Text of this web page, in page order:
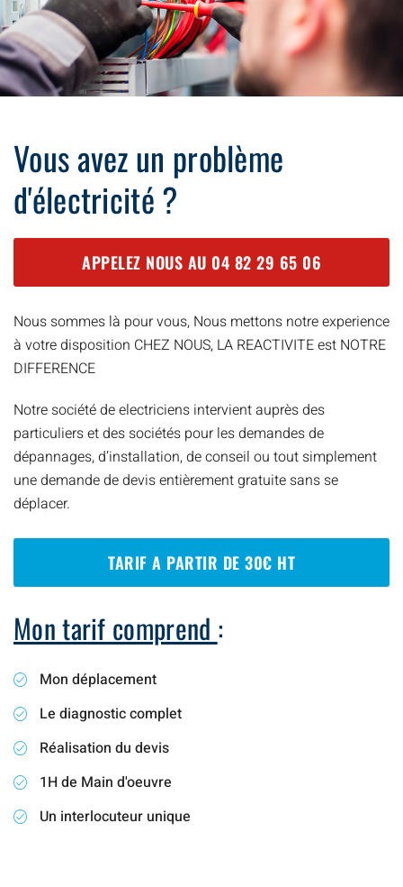
Vous avez un problème
d'électricité ?
APPELEZ NOUS AU 04 82 29 65 06
Nous sommes là pour vous, Nous mettons notre experience
à votre disposition CHEZ NOUS, LA REACTIVITE est NOTRE
DIFFERENCE
Notre société de electriciens intervient auprès des
particuliers et des sociétés pour les demandes de
dépannages, d’installation, de conseil ou tout simplement
une demande de devis entièrement gratuite sans se
déplacer.
TARIF A PARTIR DE 30€ HT
Mon tarif comprend :
Mon déplacement
Le diagnostic complet
Réalisation du devis
1H de Main d'oeuvre
Un interlocuteur unique